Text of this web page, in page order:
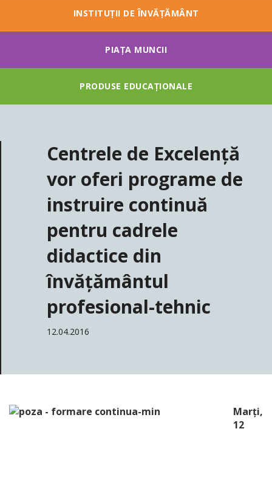
INSTITUȚII DE ÎNVĂȚĂMÂNT
PIAȚA MUNCII
PRODUSE EDUCAȚIONALE
Centrele de Excelență
vor oferi programe de
instruire continuă
pentru cadrele
didactice din
învățământul
profesional-tehnic
12.04.2016
Marți,
12